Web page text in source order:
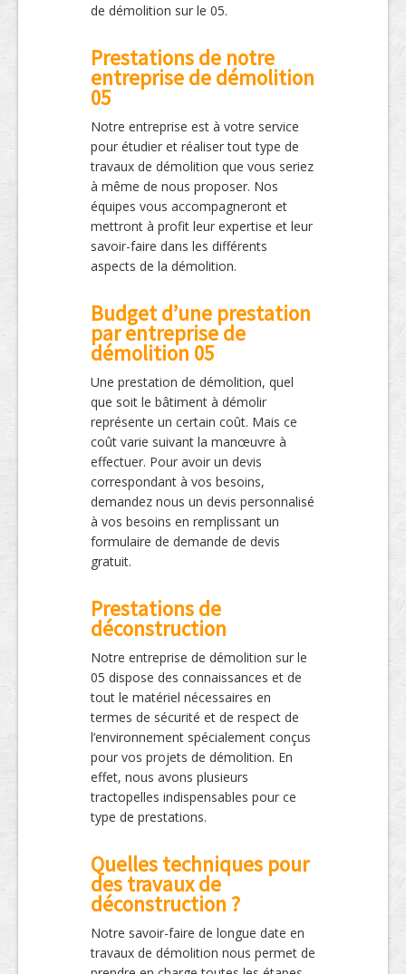
de démolition sur le 05.
Prestations de notre
entreprise de démolition
05
Notre entreprise est à votre service
pour étudier et réaliser tout type de
travaux de démolition que vous seriez
à même de nous proposer. Nos
équipes vous accompagneront et
mettront à profit leur expertise et leur
savoir-faire dans les différents
aspects de la démolition.
Budget d’une prestation
par entreprise de
démolition 05
Une prestation de démolition, quel
que soit le bâtiment à démolir
représente un certain coût. Mais ce
coût varie suivant la manœuvre à
effectuer. Pour avoir un devis
correspondant à vos besoins,
demandez nous un devis personnalisé
à vos besoins en remplissant un
formulaire de demande de devis
gratuit.
Prestations de
déconstruction
Notre entreprise de démolition sur le
05 dispose des connaissances et de
tout le matériel nécessaires en
termes de sécurité et de respect de
l’environnement spécialement conçus
pour vos projets de démolition. En
effet, nous avons plusieurs
tractopelles indispensables pour ce
type de prestations.
Quelles techniques pour
des travaux de
déconstruction ?
Notre savoir-faire de longue date en
travaux de démolition nous permet de